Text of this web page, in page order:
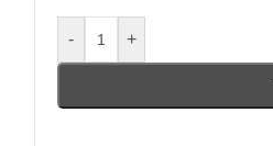
- +